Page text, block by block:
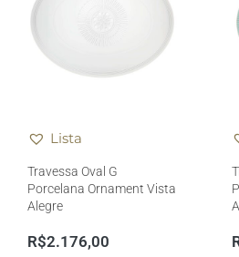
Lista
Travessa Oval G
Porcelana Ornament Vista
Alegre
R$2.176,00